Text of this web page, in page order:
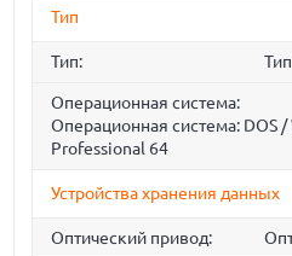
Тип
Тип:
Операционная система:
Операционная система: DOS
Professional 64
Устройства хранения данных
Оптический привод: